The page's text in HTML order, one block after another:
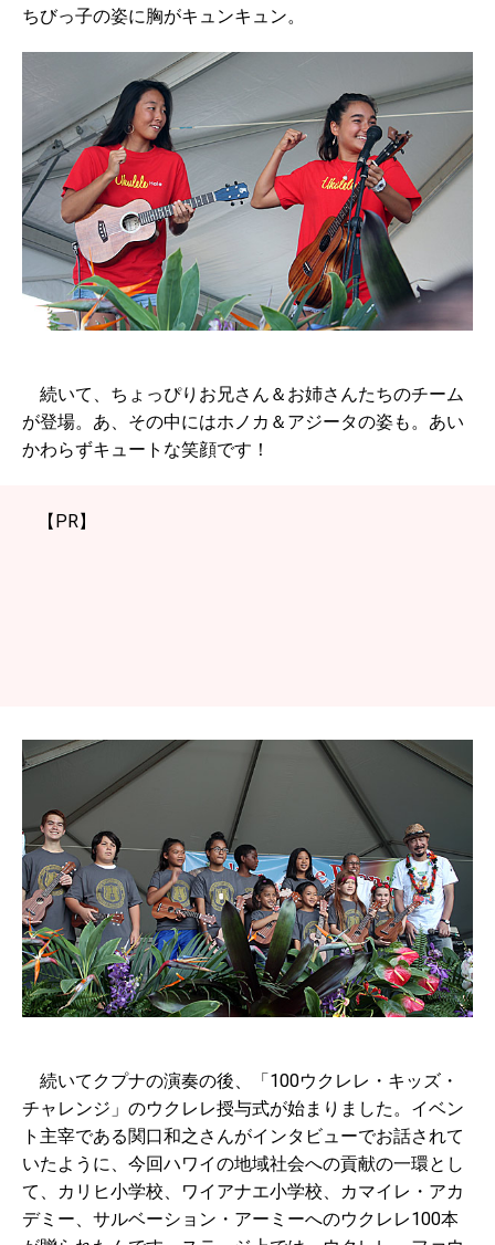
ちびっ子の姿に胸がキュンキュン。
続いて、ちょっぴりお兄さん＆お姉さんたちのチーム
が登場。あ、その中にはホノカ＆アジータの姿も。あい
かわらずキュートな笑顔です！
【PR】
続いてクプナの演奏の後、「100ウクレレ・キッズ・
チャレンジ」のウクレレ授与式が始まりました。イベン
ト主宰である関口和之さんがインタビューでお話されて
いたように、今回ハワイの地域社会への貢献の一環とし
て、カリヒ小学校、ワイアナエ小学校、カマイレ・アカ
デミー、サルベーション・アーミーへのウクレレ100本